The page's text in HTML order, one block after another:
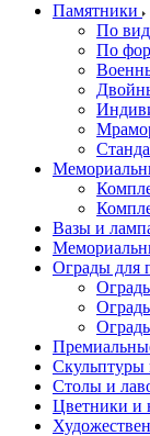
Памятники
По
По
Вазы и
Ограды для
Скульптуры
Столы и
Цветники и